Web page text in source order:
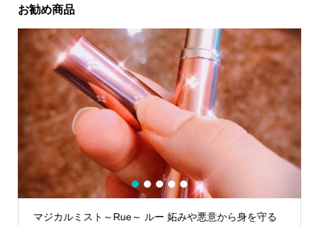
お勧め商品
マジカルミスト～Rue～ ルー 妬みや悪意から身を守る
1 2 3 4 5